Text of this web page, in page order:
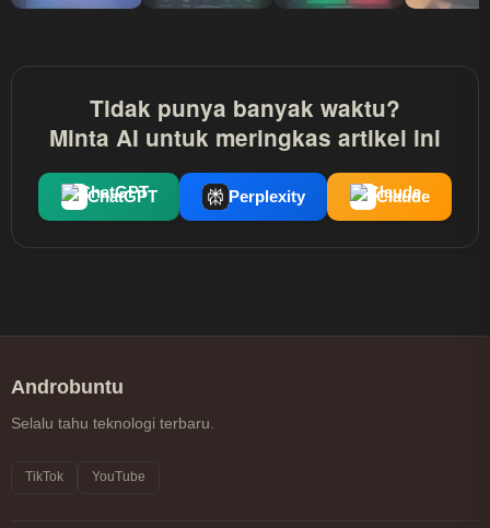
Tidak punya banyak waktu?
Minta AI untuk meringkas artikel ini
ChatGPT Perplexity Claude
Androbuntu
Selalu tahu teknologi terbaru.
TikTok YouTube